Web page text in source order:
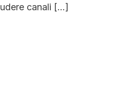
canali […]